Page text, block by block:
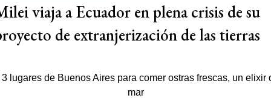
viaja a Ecuador en plena crisis de su
de extranjerización de las tierras